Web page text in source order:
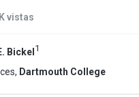
vistas
Bickel 1
Dartmouth College